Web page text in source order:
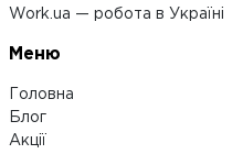
Work.ua — робота в Україні
Меню
Головна
Блог
Акції